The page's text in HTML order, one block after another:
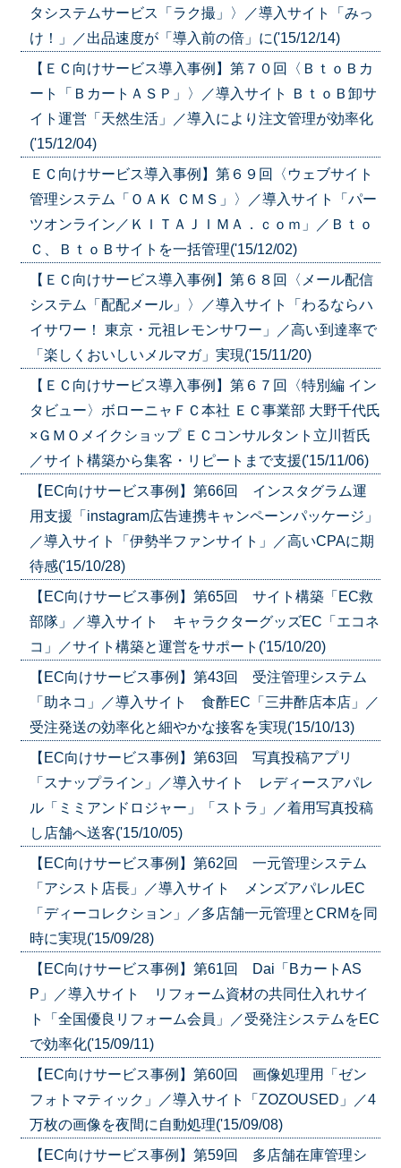
タシステムサービス「ラク撮」〉／導入サイト「みっ
け！」／出品速度が「導入前の倍」に('15/12/14)
【ＥＣ向けサービス導入事例】第７０回〈ＢｔｏＢカ
ート「ＢカートＡＳＰ」〉／導入サイト ＢｔｏＢ卸サ
イト運営「天然生活」／導入により注文管理が効率化
('15/12/04)
ＥＣ向けサービス導入事例】第６９回〈ウェブサイト
管理システム「ＯＡＫ ＣＭＳ」〉／導入サイト「パー
ツオンライン／ＫＩＴＡＪＩＭＡ．ｃｏｍ」／Ｂｔｏ
Ｃ、ＢｔｏＢサイトを一括管理('15/12/02)
【ＥＣ向けサービス導入事例】第６８回〈メール配信
システム「配配メール」〉／導入サイト「わるならハ
イサワー！ 東京・元祖レモンサワー」／高い到達率で
「楽しくおいしいメルマガ」実現('15/11/20)
【ＥＣ向けサービス導入事例】第６７回〈特別編 イン
タビュー〉ボローニャＦＣ本社 ＥＣ事業部 大野千代氏
×ＧＭＯメイクショップ ＥＣコンサルタント立川哲氏
／サイト構築から集客・リピートまで支援('15/11/06)
【EC向けサービス事例】第66回 インスタグラム運
用支援「instagram広告連携キャンペーンパッケージ」
／導入サイト「伊勢半ファンサイト」／高いCPAに期
待感('15/10/28)
【EC向けサービス事例】第65回 サイト構築「EC救
部隊」／導入サイト キャラクターグッズEC「エコネ
コ」／サイト構築と運営をサポート('15/10/20)
【EC向けサービス事例】第43回 受注管理システム
「助ネコ」／導入サイト 食酢EC「三井酢店本店」／
受注発送の効率化と細やかな接客を実現('15/10/13)
【EC向けサービス事例】第63回 写真投稿アプリ
「スナップライン」／導入サイト レディースアパレ
ル「ミミアンドロジャー」「ストラ」／着用写真投稿
し店舗へ送客('15/10/05)
【EC向けサービス事例】第62回 一元管理システム
「アシスト店長」／導入サイト メンズアパレルEC
「ディーコレクション」／多店舗一元管理とCRMを同
時に実現('15/09/28)
【EC向けサービス事例】第61回 Dai「BカートAS
P」／導入サイト リフォーム資材の共同仕入れサイ
ト「全国優良リフォーム会員」／受発注システムをEC
で効率化('15/09/11)
【EC向けサービス事例】第60回 画像処理用「ゼン
フォトマティック」／導入サイト「ZOZOUSED」／4
万枚の画像を夜間に自動処理('15/09/08)
【EC向けサービス事例】第59回 多店舗在庫管理シ